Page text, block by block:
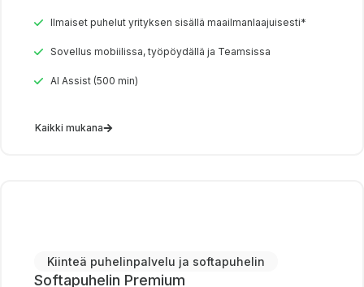
Ilmaiset puhelut yrityksen sisällä maailmanlaajuisesti*
Sovellus mobiilissa, työpöydällä ja Teamsissa
AI Assist (500 min)
Kaikki mukana
Kiinteä puhelinpalvelu ja softapuhelin
Softapuhelin Premium